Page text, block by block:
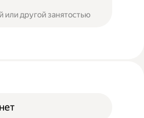
другой занятостью